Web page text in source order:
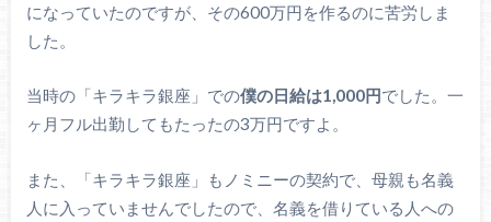
になっていたのですが、その600万円を作るのに苦労しま
した。
当時の「キラキラ銀座」での僕の日給は1,000円でした。一
ヶ月フル出勤してもたったの3万円ですよ。
また、「キラキラ銀座」もノミニーの契約で、母親も名義
人に入っていませんでしたので、名義を借りている人への